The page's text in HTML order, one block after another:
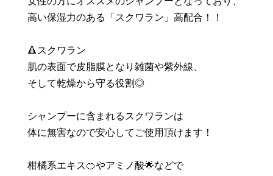
高い保湿力のある「スクワラン」高配合！！
🔺スクワラン
肌の表面で皮脂膜となり雑菌や紫外線、
そして乾燥から守る役割◎
シャンプーに含まれるスクワランは
体に無害なので安心してご使用頂けます！
柑橘系エキス🍊やアミノ酸🌟などで